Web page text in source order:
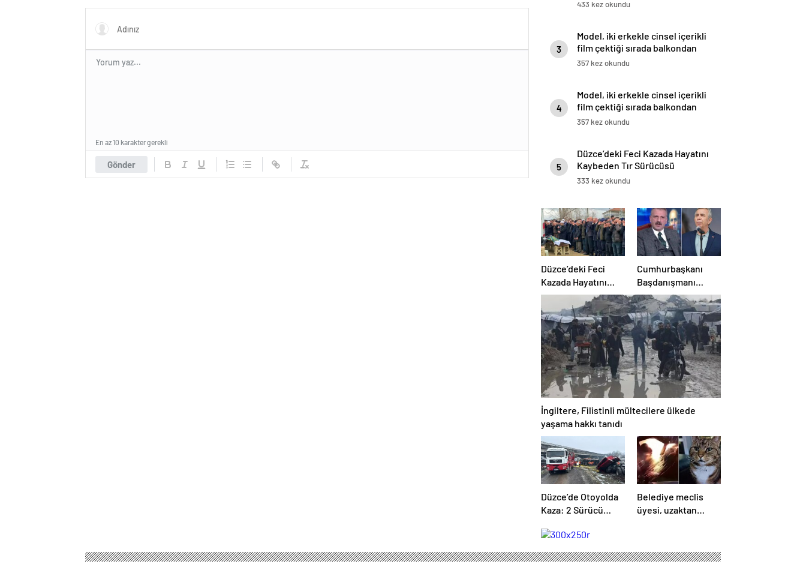
Gönder
En az 10 karakter gerekli
433 kez okundu
3
Model, iki erkekle cinsel içerikli
film çektiği sırada balkondan
düşerek hayatını kaybetti
357 kez okundu
4
Model, iki erkekle cinsel içerikli
film çektiği sırada balkondan
düşerek hayatını kaybetti
357 kez okundu
5
Düzce’deki Feci Kazada Hayatını
Kaybeden Tır Sürücüsü
Memleketine Uğurlandı
333 kez okundu
Düzce’deki Feci
Kazada Hayatını
Kaybeden Tır
Sürücüsü
Memleketine
Uğurlandı
Cumhurbaşkanı
Başdanışmanı
Saral’dan gündem
yaratacak Mansur
Yavaş iddiası
İngiltere, Filistinli mültecilere ülkede
yaşama hakkı tanıdı
Düzce’de Otoyolda
Kaza: 2 Sürücü
Belediye meclis
üyesi, uzaktan
havaya uçurmaya